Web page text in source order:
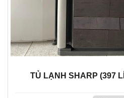
TỦ LẠNH SHARP (397